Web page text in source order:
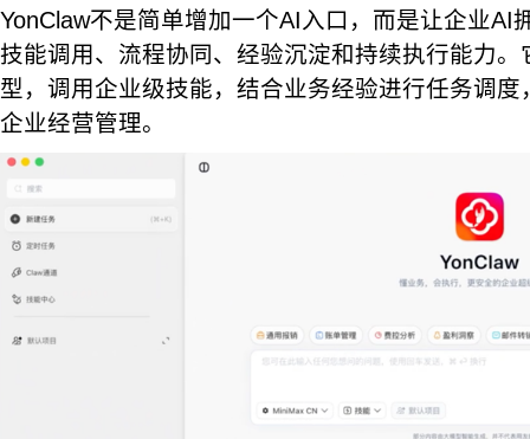
YonClaw不是简单增加一个AI入口，而是让企业AI
技能调用、流程协同、经验沉淀和持续执行能力。
型，调用企业级技能，结合业务经验进行任务调
企业经营管理。